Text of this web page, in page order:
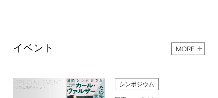
イベント MORE
シンポジウム